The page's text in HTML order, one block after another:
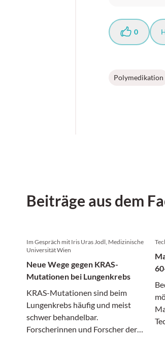
0
Polymedikation
Beiträge aus dem
Im Gespräch mit Iris Uras Jodl, Medizinische
Universität Wien
Neue Wege gegen KRAS-
Mutationen bei Lungenkrebs
KRAS-Mutationen sind beim
Lungenkrebs häufig und meist
schwer behandelbar.
Forscherinnen und Forscher der